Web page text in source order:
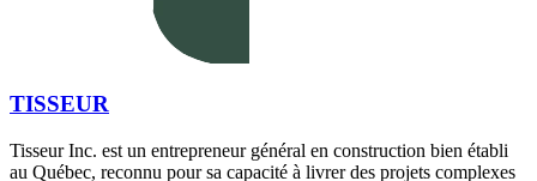
TISSEUR
Tisseur Inc. est un entrepreneur général en construction bien établi
au Québec, reconnu pour sa capacité à livrer des projets complexes